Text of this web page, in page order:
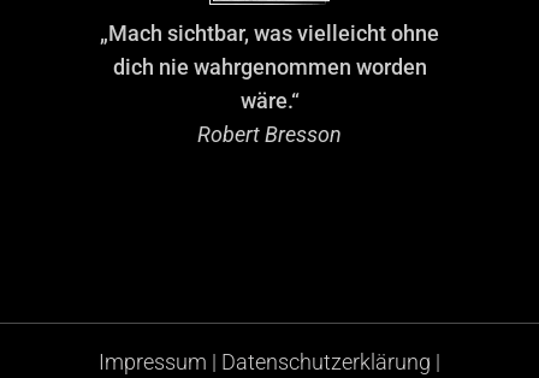
„Mach sichtbar, was vielleicht ohne
dich nie wahrgenommen worden
wäre.“
Robert Bresson
Impressum | Datenschutzerklärung |